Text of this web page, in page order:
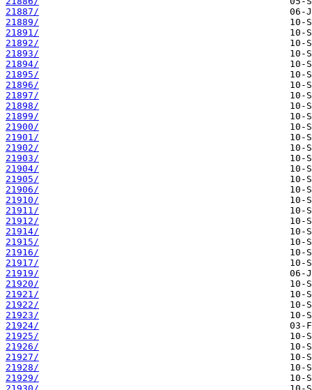
21887/
21889/
21891/
21892/
21893/
21894/
21895/
21896/
21897/
21898/
21899/
21900/
21901/
21902/
21903/
21904/
21905/
21906/
21910/
21911/
21912/
21914/
21915/
21916/
21917/
21919/
21920/
21921/
21922/
21923/
21924/
21925/
21926/
21927/
21928/
21929/